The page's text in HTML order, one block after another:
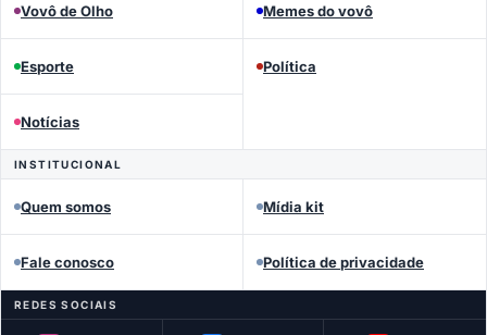
Vovô de Olho Memes do vovô
Esporte Política
Notícias
INSTITUCIONAL
Quem somos Mídia kit
Fale conosco Política de privacidade
REDES SOCIAIS